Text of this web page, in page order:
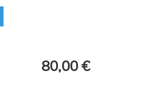
80,00 €